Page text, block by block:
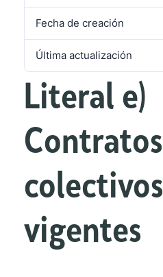
Fecha de creación
Última actualización
Literal e)
Contratos
colectivos
vigentes